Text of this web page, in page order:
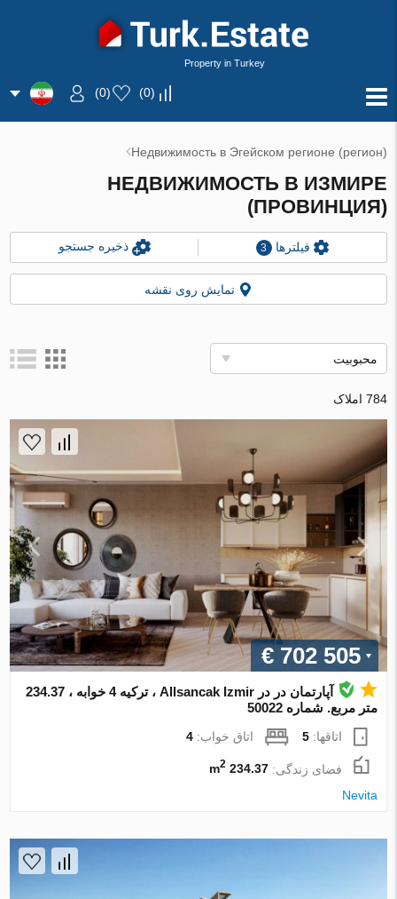
Property in Turkey
(
0
)
(
0
)
Недвижимость в Эгейском регионе (регион)
НЕДВИЖИМОСТЬ В ИЗМИРЕ
(ПРОВИНЦИЯ)
فیلترها 3 ذخیره جستجو
نمایش روی نقشه
محبوبیت
784 املاک
€ 702 505
آپارتمان در در Allsancak Izmir ، ترکیه 4 خوابه ، 234.37
متر مربع. شماره 50022
اتاقها:5 اتاق خواب:4
فضای زندگی:234.37 m
2
Nevita